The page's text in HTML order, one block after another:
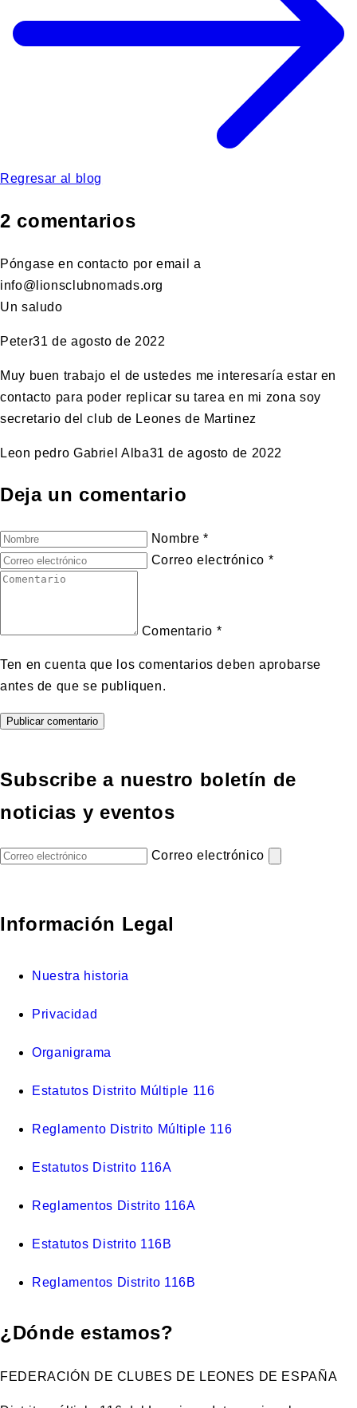
Regresar al blog
2 comentarios
Póngase en contacto por email a
info@lionsclubnomads.org
Un saludo
Peter31 de agosto de 2022
Muy buen trabajo el de ustedes me interesaría estar en
contacto para poder replicar su tarea en mi zona soy
secretario del club de Leones de Martinez
Leon pedro Gabriel Alba31 de agosto de 2022
Deja un comentario
Nombre*
Correo electrónico *
Comentario *
Ten en cuenta que los comentarios deben aprobarse
antes de que se publiquen.
Subscribe a nuestro boletín de
noticias y eventos
Correo electrónico
Información Legal
Nuestra historia
Privacidad
Organigrama
Estatutos Distrito Múltiple 116
Reglamento Distrito Múltiple 116
Estatutos Distrito 116A
Reglamentos Distrito 116A
Estatutos Distrito 116B
Reglamentos Distrito 116B
¿Dónde estamos?
FEDERACIÓN DE CLUBES DE LEONES DE ESPAÑA